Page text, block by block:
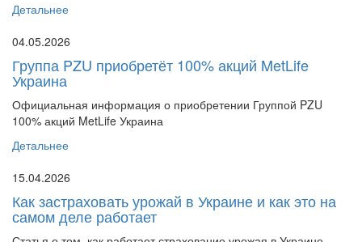
Детальнее
04.05.2026
Группа PZU приобретёт 100% акций MetLife
Украина
Официальная информация о приобретении Группой PZU
100% акций MetLife Украина
Детальнее
15.04.2026
Как застраховать урожай в Украине и как это на
самом деле работает